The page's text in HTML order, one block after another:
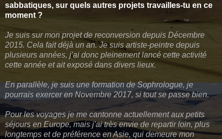
sabbatiques, sur quels autres projets travailles-tu en ce
moment ?
Je suis sur mon projet de reconversion depuis Décembre
2015. Cela fait déjà un an. Je suis artiste-peintre depuis
plusieurs années, j'ai donc pleinement lancé cette activité
cette année et ait exposé dans divers lieux.
En parallèle, je suis une formation de Sophrologue, je
pourrais exercer en Novembre 2017, si tout se passe bien.
Pour les voyages je me cantonne actuellement aux petits
séjours en Europe, mais j'ai très envie de repartir loin, plus
longtemps et de préférence en Asie, qui demeure mon